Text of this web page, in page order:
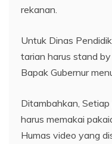
rekanan.
Untuk Dinas
tarian harus stand
Bapak Gubernur
Ditambahkan,
harus memakai
Humas video yang